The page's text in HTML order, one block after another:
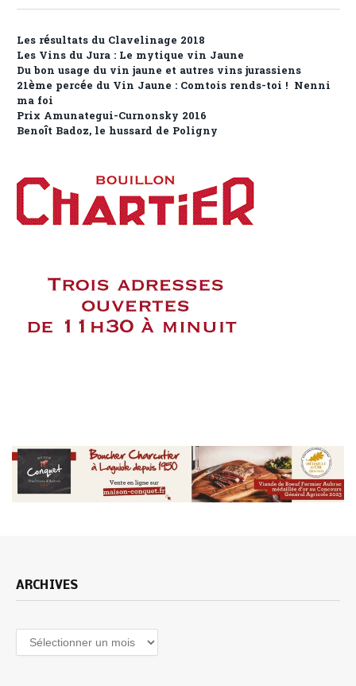
Les résultats du Clavelinage 2018
Les Vins du Jura : Le mytique vin Jaune
Du bon usage du vin jaune et autres vins jurassiens
21ème percée du Vin Jaune : Comtois rends-toi ! Nenni
ma foi
Prix Amunategui-Curnonsky 2016
Benoît Badoz, le hussard de Poligny
ARCHIVES
Archives